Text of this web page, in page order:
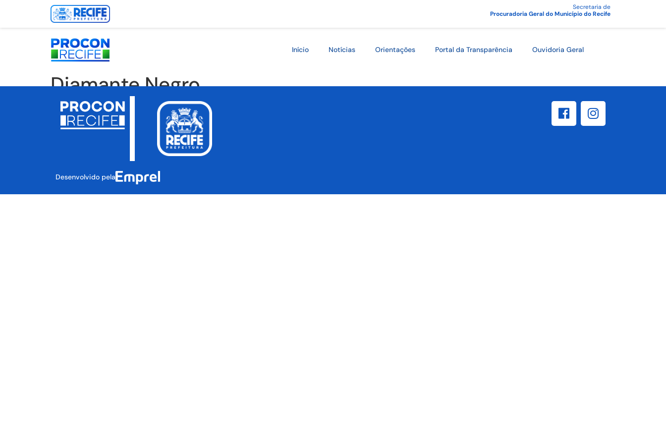
Secretaria de
Procuradoria Geral do Município do Recife
Início Notícias Orientações Portal da Transparência Ouvidoria Geral
Diamante Negro
Desenvolvido pela